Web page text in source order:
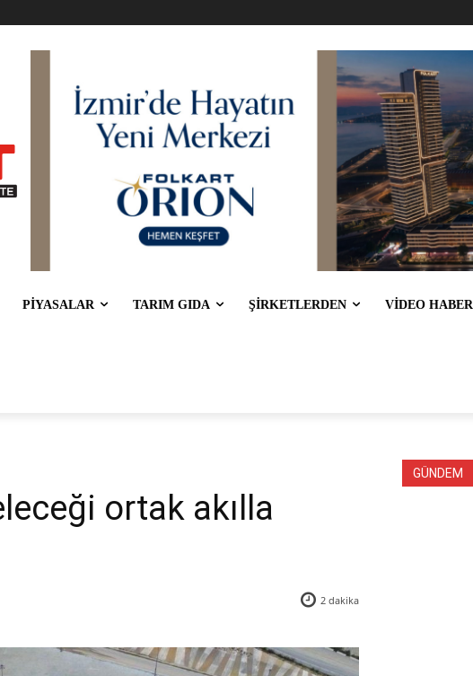
PİYASALAR TARIM GIDA ŞİRKETLERDEN VİDEO HABER
ortak akılla
2 dakika
GÜNDEM